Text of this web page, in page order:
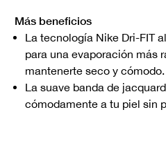
Más beneficios
La tecnología Nike Dri-FIT
para una evaporación más
mantenerte seco y cómodo.
La suave banda de
cómodamente a tu piel sin